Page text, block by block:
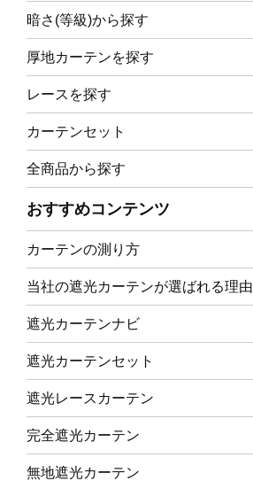
暗さ(等級)から探す
厚地カーテンを探す
レースを探す
カーテンセット
全商品から探す
おすすめコンテンツ
カーテンの測り方
当社の遮光カーテンが選ばれる理由
遮光カーテンナビ
遮光カーテンセット
遮光レースカーテン
完全遮光カーテン
無地遮光カーテン